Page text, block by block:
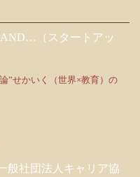
（スタートアッ
”せかいく（世界×教育）の
般社団法人キャリア協